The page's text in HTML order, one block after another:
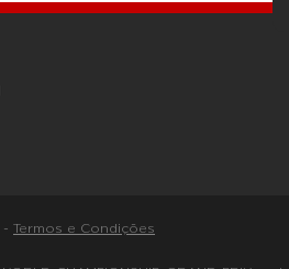
- Termos e Condições